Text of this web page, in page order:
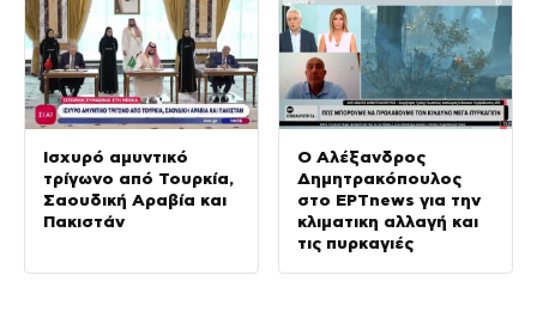
Ισχυρό αμυντικό
τρίγωνο από Τουρκία,
Σαουδική Αραβία και
Πακιστάν
Ο Αλέξανδρος
Δημητρακόπουλος
στο ΕΡΤnews για την
κλιματικη αλλαγή και
τις πυρκαγιές